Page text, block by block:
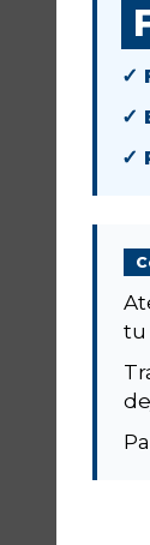
✓
✓
✓
tu